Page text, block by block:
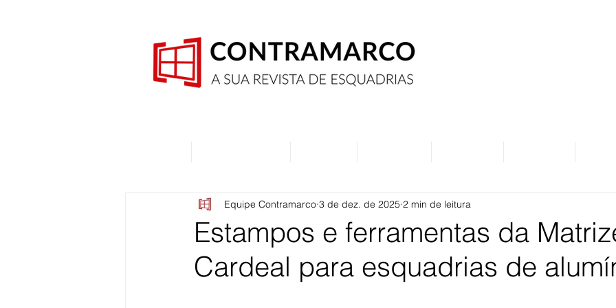
Estampos e ferramentas da
Cardeal para esquadrias de
Equipe Contramarco 3 de dez. de 2025 2 min de leitura